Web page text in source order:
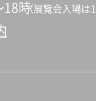
18時（展覧会入場は